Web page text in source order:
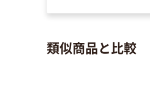
類似商品と比較